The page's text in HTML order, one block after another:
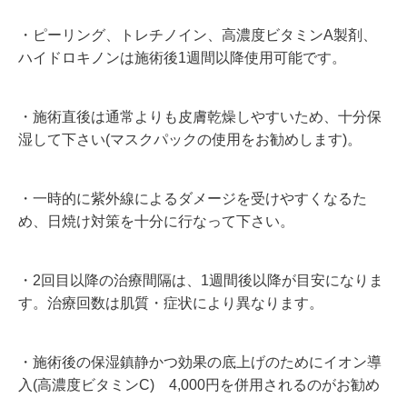
・ピーリング、トレチノイン、高濃度ビタミンA製剤、
ハイドロキノンは施術後1週間以降使用可能です。
・施術直後は通常よりも皮膚乾燥しやすいため、十分保
湿して下さい(マスクパックの使用をお勧めします)。
・一時的に紫外線によるダメージを受けやすくなるた
め、日焼け対策を十分に行なって下さい。
・2回目以降の治療間隔は、1週間後以降が目安になりま
す。治療回数は肌質・症状により異なります。
・施術後の保湿鎮静かつ効果の底上げのためにイオン導
入(高濃度ビタミンC) 4,000円を併用されるのがお勧め